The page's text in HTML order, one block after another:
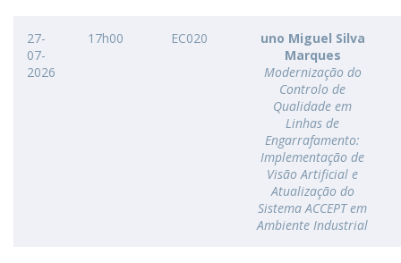
27-
07-
2026
17h00 EC020
uno Miguel Silva
Marques
Modernização do
Controlo de
Qualidade em
Linhas de
Engarrafamento:
Implementação de
Visão Artificial e
Atualização do
Sistema ACCEPT em
Ambiente Industrial